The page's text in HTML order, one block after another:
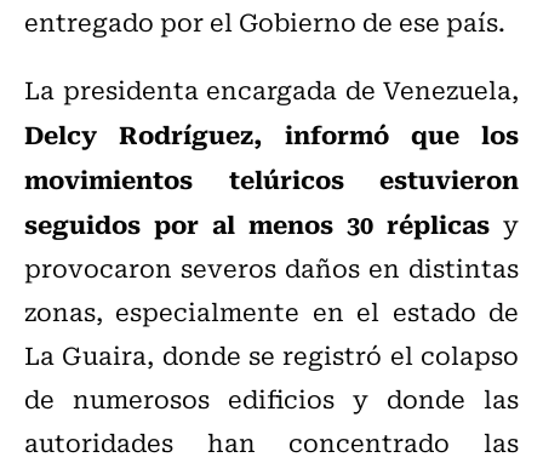
entregado por el Gobierno de ese país.
La presidenta encargada de Venezuela,
Delcy Rodríguez, informó que los
movimientos telúricos estuvieron
seguidos por al menos 30 réplicas y
provocaron severos daños en distintas
zonas, especialmente en el estado de
La Guaira, donde se registró el colapso
de numerosos edificios y donde las
autoridades han concentrado las